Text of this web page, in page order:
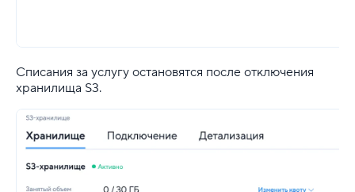
Списания за услугу остановятся после отключения
хранилища S3.